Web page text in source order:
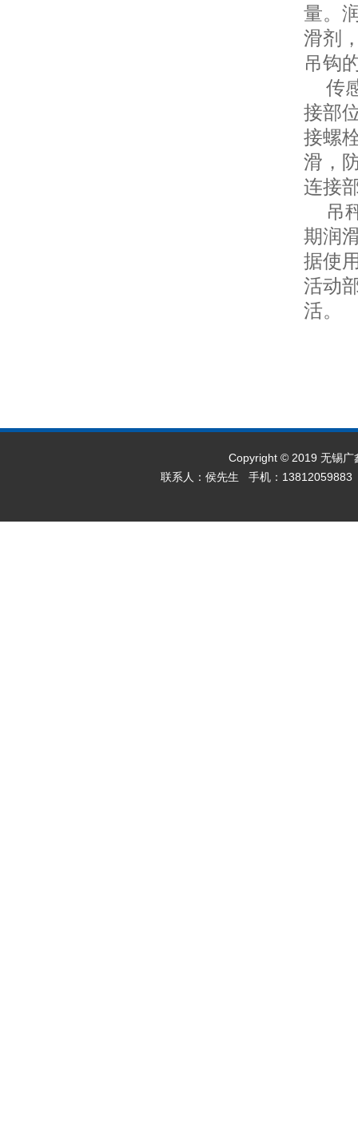
量。
滑剂
吊钩
传
接部
接螺
滑，
连接
吊
期润
据使
活动
活。
Copyright © 2019 无锡
联系人：侯先生 手机：